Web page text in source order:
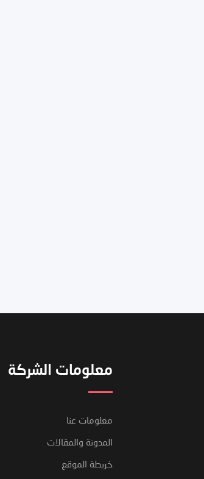
معلومات الشركة
معلومات عنا
المدونة والمقالات
خريطة الموقع